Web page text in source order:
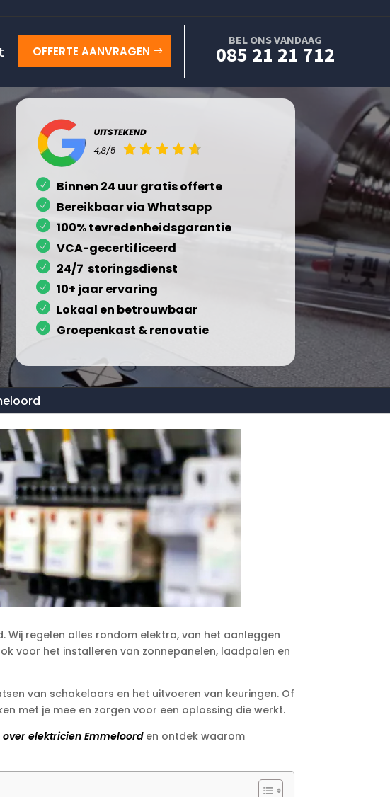
OFFERTE AANVRAGEN
BEL ONS VANDAAG
085 21 21 712
Binnen 24 uur gratis offerte
Bereikbaar via Whatsapp
100% tevredenheidsgarantie
VCA-gecertificeerd
24/7 storingsdienst
10+ jaar ervaring
Lokaal en betrouwbaar
Groepenkast & renovatie
Wij regelen alles rondom elektra, van het aanleggen
voor het installeren van zonnepanelen, laadpalen en
van schakelaars en het uitvoeren van keuringen. Of
met je mee en zorgen voor een oplossing die werkt.
elektricien Emmeloorden ontdek waarom